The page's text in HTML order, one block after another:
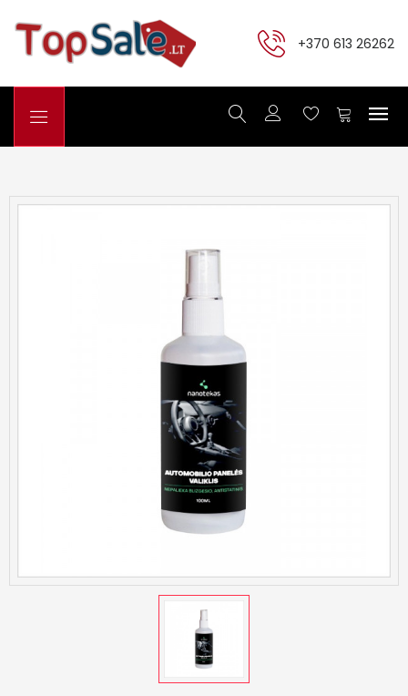
+370 613 26262